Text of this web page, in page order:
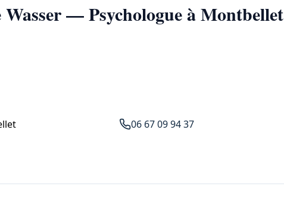
— Psychologue à Montbellet
06 67 09 94 37